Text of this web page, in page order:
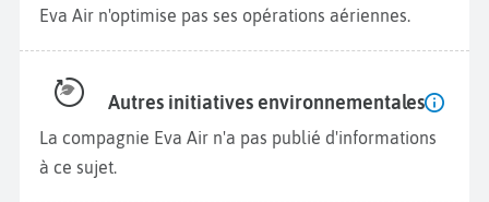
Eva Air n'optimise pas ses opérations aériennes.
Autres initiatives environnementales
La compagnie Eva Air n'a pas publié d'informations
à ce sujet.